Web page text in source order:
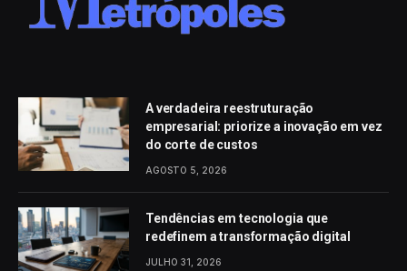
A verdadeira reestruturação
empresarial: priorize a inovação em vez
do corte de custos
AGOSTO 5, 2026
Tendências em tecnologia que
redefinem a transformação digital
JULHO 31, 2026